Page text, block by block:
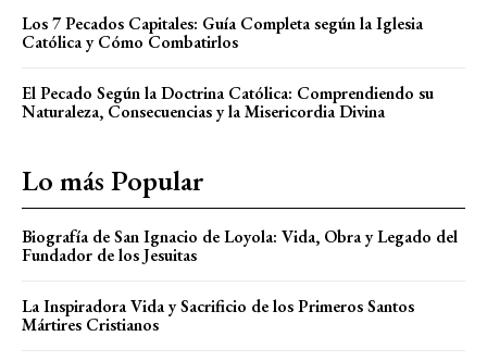
Los 7 Pecados Capitales: Guía Completa según la Iglesia
Católica y Cómo Combatirlos
El Pecado Según la Doctrina Católica: Comprendiendo su
Naturaleza, Consecuencias y la Misericordia Divina
Lo más Popular
Biografía de San Ignacio de Loyola: Vida, Obra y Legado del
Fundador de los Jesuitas
La Inspiradora Vida y Sacrificio de los Primeros Santos
Mártires Cristianos